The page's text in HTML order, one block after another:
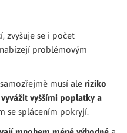
zvyšuje se i počet
problémovým
musí ale riziko
vyššími poplatky a
se splácením pokryjí.